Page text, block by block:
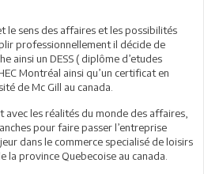
le sens des affaires et les possibilités
professionnellement il décide de
ainsi un DESS ( diplôme d’etudes
Montréal ainsi qu’un certificat en
de Mc Gill au canada.
avec les réalités du monde des affaires,
pour faire passer l’entreprise
dans le commerce specialisé de loisirs
la province Quebecoise au canada.